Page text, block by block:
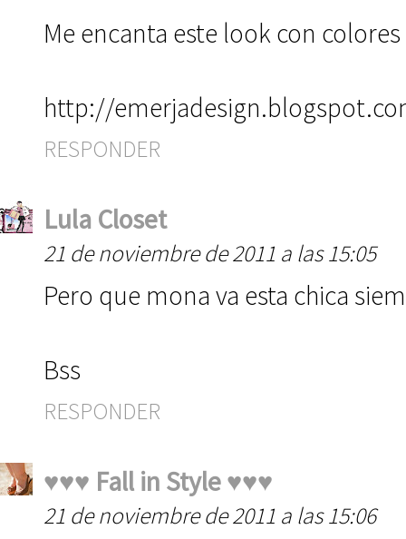
Me encanta este look con
http://
RESPONDER
Lula Closet
21 de noviembre de 2011 a las 15:05
Pero que mona va esta chica
Bss
RESPONDER
♥♥♥ Fall in Style ♥♥♥
21 de noviembre de 2011 a las 15:06